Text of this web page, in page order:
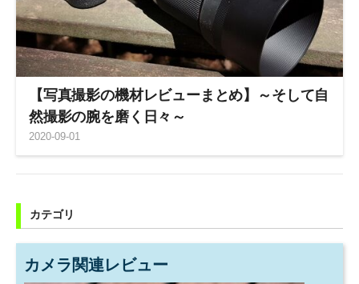
2020-09-01
【写真撮影の機材レビューまとめ】～そして自
然撮影の腕を磨く日々～
カテゴリ
カメラ関連レビュー